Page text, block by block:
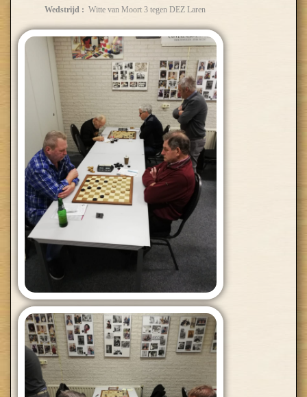
Wedstrijd : Witte van Moort 3 tegen DEZ Laren